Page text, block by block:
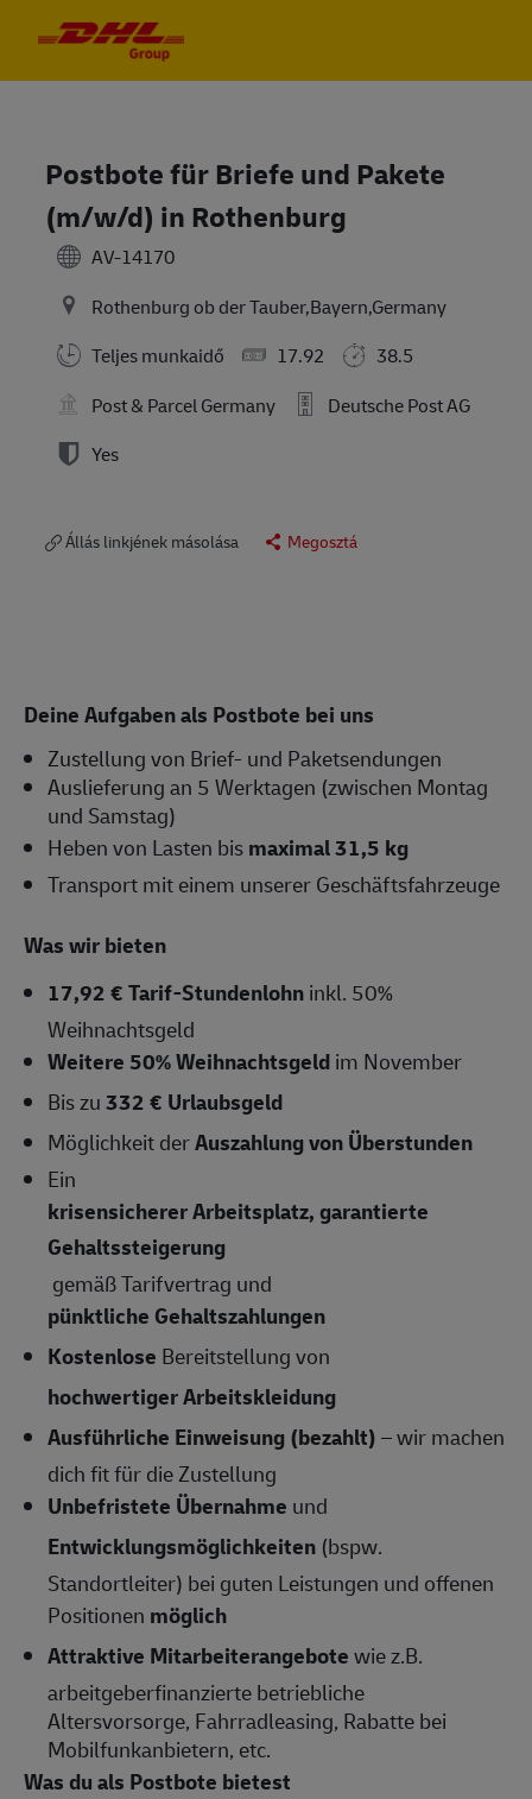
Postbote für Briefe und Pakete
(m/w/d) in Rothenburg
AV-14170
Rothenburg ob der Tauber,Bayern,Germany
Teljes munkaidő
17.92
38.5
Post & Parcel Germany
Deutsche Post AG
Yes
Állás linkjének másolása Megosztá
Deine Aufgaben als Postbote bei uns
Zustellung von Brief- und Paketsendungen
Auslieferung an 5 Werktagen (zwischen Montag
und Samstag)
Heben von Lasten bismaximal 31,5 kg
Transport mit einem unserer Geschäftsfahrzeuge
Was wir bieten
17,92 € Tarif-Stundenlohninkl. 50%
Weihnachtsgeld
Weitere 50% Weihnachtsgeldim November
Bis zu332 € Urlaubsgeld
Möglichkeit derAuszahlung von Überstunden
Ein
krisensicherer Arbeitsplatz, garantierte
Gehaltssteigerung
gemäß Tarifvertrag und
pünktliche Gehaltszahlungen
Kostenlose Bereitstellung von
hochwertiger Arbeitskleidung
Ausführliche Einweisung (bezahlt)– wir machen
dich fit für die Zustellung
Unbefristete Übernahme und
Entwicklungsmöglichkeiten (bspw.
Standortleiter) bei guten Leistungen und offenen
Positionen möglich
Attraktive Mitarbeiterangebotewie z.B.
arbeitgeberfinanzierte betriebliche
Altersvorsorge, Fahrradleasing, Rabatte bei
Mobilfunkanbietern, etc.
Was du als Postbote bietest